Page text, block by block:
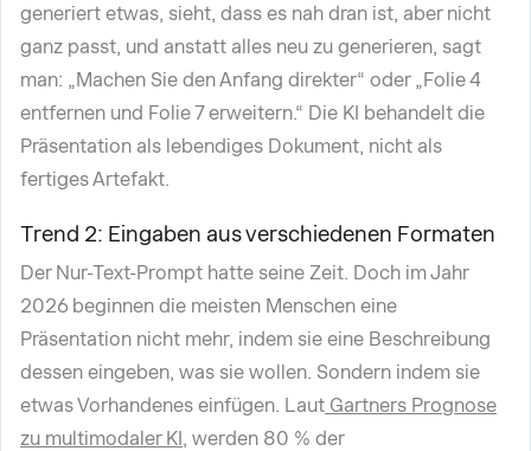
generiert etwas, sieht, dass es nah dran ist, aber nicht
ganz passt, und anstatt alles neu zu generieren, sagt
man: „Machen Sie den Anfang direkter“ oder „Folie 4
entfernen und Folie 7 erweitern.“ Die KI behandelt die
Präsentation als lebendiges Dokument, nicht als
fertiges Artefakt.
Trend 2: Eingaben aus verschiedenen Formaten
Der Nur-Text-Prompt hatte seine Zeit. Doch im Jahr
2026 beginnen die meisten Menschen eine
Präsentation nicht mehr, indem sie eine Beschreibung
dessen eingeben, was sie wollen. Sondern indem sie
etwas Vorhandenes einfügen. Laut Gartners Prognose
zu multimodaler KI, werden 80 % der